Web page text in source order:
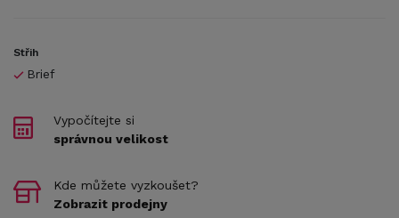
Střih
Brief
Vypočítejte si
správnou velikost
Kde můžete vyzkoušet?
Zobrazit prodejny